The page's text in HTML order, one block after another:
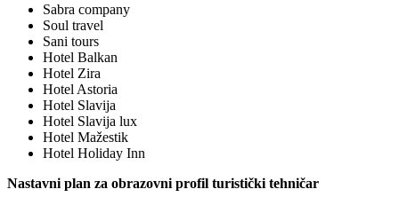
Sabra company
Soul travel
Sani tours
Hotel Balkan
Hotel Zira
Hotel Astoria
Hotel Slavija
Hotel Slavija lux
Hotel Mažestik
Hotel Holiday Inn
Nastavni plan za obrazovni profil turistički tehničar